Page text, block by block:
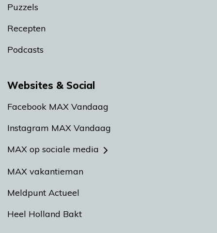
Puzzels
Recepten
Podcasts
Websites & Social
Facebook MAX Vandaag
Instagram MAX Vandaag
MAX op sociale media
MAX vakantieman
Meldpunt Actueel
Heel Holland Bakt